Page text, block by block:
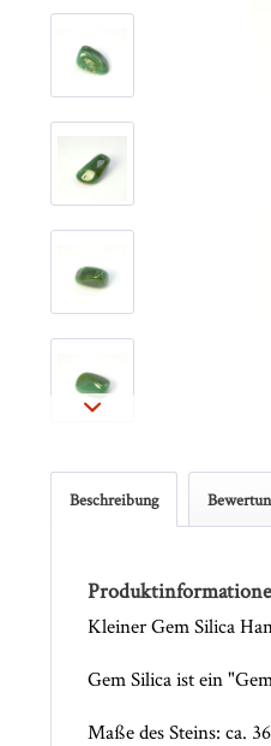
Beschreibung
Kleiner Gem Silica
Gem Silica ist ein
Maße des Steins: ca.